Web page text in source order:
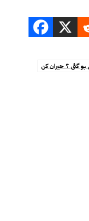
ہو گئی ؟ حیران کن